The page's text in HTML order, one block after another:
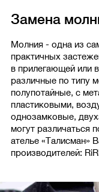
Замена
Молния - одна из
практичных
в прилегающей или
различные по типу
полупотайные, с
пластиковыми,
однозамковые,
могут различаться
ателье «Талисман»
производителей: